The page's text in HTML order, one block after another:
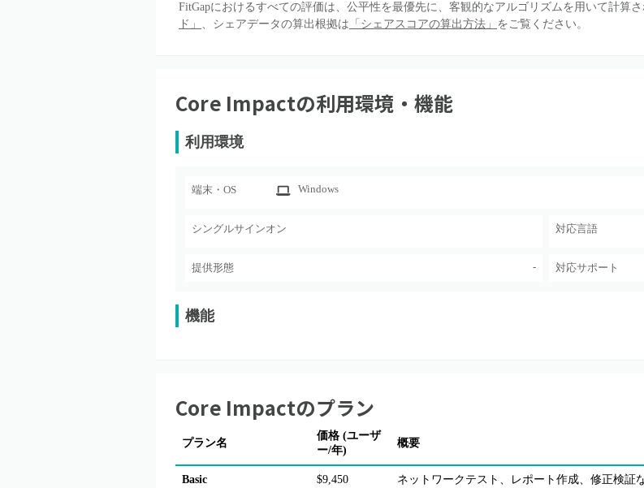
FitGapにおけるすべての評価は、公平性を最優先に、客観的なアルゴリズムを用いて計算
ド」 、シェアデータの算出根拠は 「シェアスコアの算出方法」 をご覧ください。
Core Impactの利用環境・機能
利用環境
端末・OS Windows
シングルサインオン 対応言語
提供形態 - 対応サポート
機能
Core Impactのプラン
プラン名
価格 (ユーザ
ー/年)
概要
Basic $9,450 ネットワークテスト、レポート作成、修正検証